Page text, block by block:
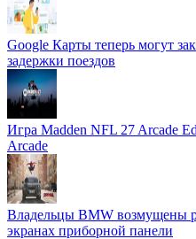
Google Карты теперь могут
задержки поездов
Игра Madden NFL 27 Arcade
Arcade
Владельцы BMW возмущены
экранах приборной панели